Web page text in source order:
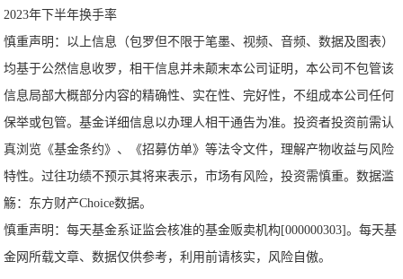
2023年下半年换手率
慎重声明：以上信息（包罗但不限于笔墨、视频、音频、数据及图表）
均基于公然信息收罗，相干信息并未颠末本公司证明，本公司不包管该
信息局部大概部分内容的精确性、实在性、完好性，不组成本公司任何
保举或包管。基金详细信息以办理人相干通告为准。投资者投资前需认
真浏览《基金条约》、《招募仿单》等法令文件，理解产物收益与风险
特性。过往功绩不预示其将来表示，市场有风险，投资需慎重。数据滥
觞：东方财产Choice数据。
慎重声明：每天基金系证监会核准的基金贩卖机构[000000303]。每天基
金网所载文章、数据仅供参考，利用前请核实，风险自傲。